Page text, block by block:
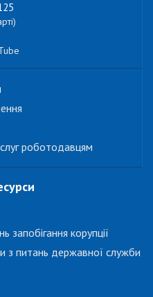
роботодавцям
запобігання корупції
з питань державної служби